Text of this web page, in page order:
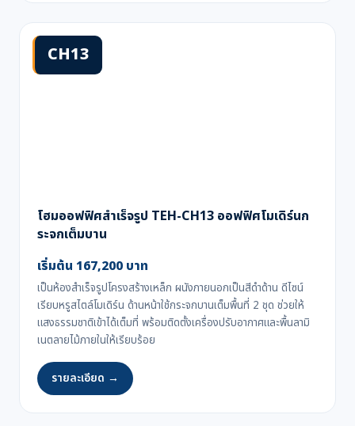
CH13
โฮมออฟฟิศสำเร็จรูป TEH-CH13 ออฟฟิศโมเดิร์นก
ระจกเต็มบาน
เริ่มต้น 167,200 บาท
เป็นห้องสำเร็จรูปโครงสร้างเหล็ก ผนังภายนอกเป็นสีดำด้าน ดีไซน์
เรียบหรูสไตล์โมเดิร์น ด้านหน้าใช้กระจกบานเต็มพื้นที่ 2 ชุด ช่วยให้
แสงธรรมชาติเข้าได้เต็มที่ พร้อมติดตั้งเครื่องปรับอากาศและพื้นลามิ
เนตลายไม้ภายในให้เรียบร้อย
รายละเอียด →